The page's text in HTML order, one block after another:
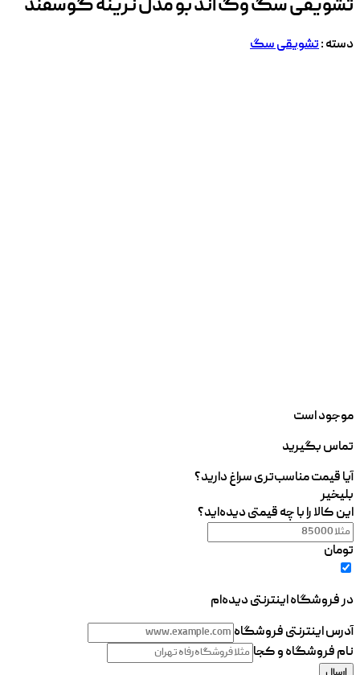
تشویقی سگ وگ اند بو مدل نرینه گوسفند
دسته :تشویقی سگ
موجود است
تماس بگیرید
آیا قیمت مناسب‌تری سراغ دارید؟
بلیخیر
این کالا را با چه قیمتی دیده‌اید؟
تومان
در فروشگاه اینترنتی دیده‌ام
آدرس اینترنتی فروشگاه
نام فروشگاه و کجا